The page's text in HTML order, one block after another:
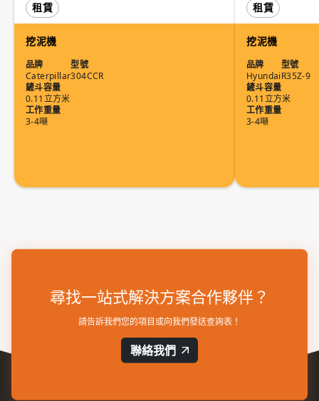
租賃
挖泥機
品牌
Caterpillar
型號
304CCR
鏟斗容量
0.11立方米
工作重量
3-4噸
租賃
挖泥機
品牌
Hyundai
型號
R35Z-9
鏟斗容量
0.11立方米
工作重量
3-4噸
尋找一站式解決方案合作夥伴？
請告訴我們您的項目或向我們發送查詢表！
聯絡我們